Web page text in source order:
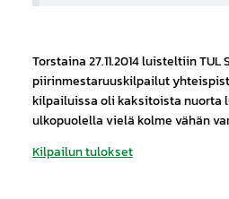
Torstaina 27.11.2014 luisteltiin
piirinmestaruuskilpailut
kilpailuissa oli kaksitoista nuorta
ulkopuolella vielä kolme vähän
Kilpailun tulokset